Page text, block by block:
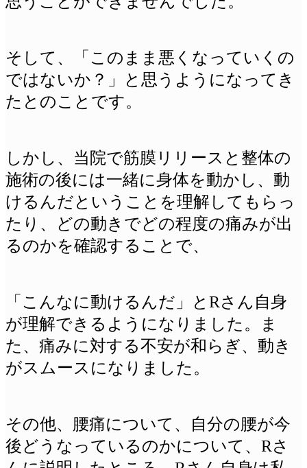
そして、「このまま悪くなっていくの
ではないか？」と思うようになってき
たとのことです。
しかし、当院で筋膜リリースと整体の
施術の後には一緒に身体を動かし、動
けるんだということを理解してもらっ
たり、どの動きでどの程度の痛みが出
るのかを確認することで、
「こんなに動けるんだ」とRさん自身
が理解できるようになりました。ま
た、痛みに対する不安が和らぎ、動き
がスムースになりました。
その他、腰痛について、自分の腰が今
後どうなっているのかについて、Rさ